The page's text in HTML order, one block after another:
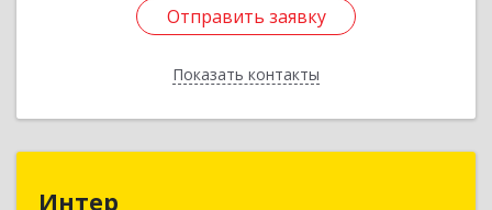
Отправить заявку
Показать контакты
Отправить заявку
Назад
Интер